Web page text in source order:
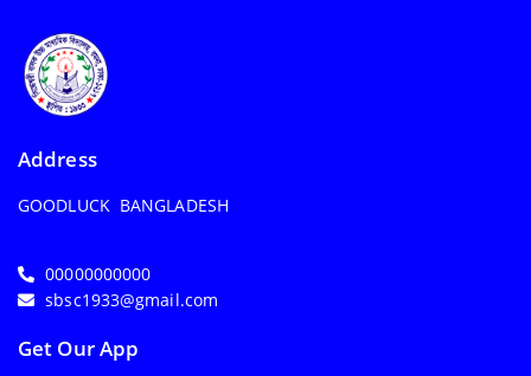
Address
GOODLUCK BANGLADESH
00000000000
sbsc1933@gmail.com
Get Our App